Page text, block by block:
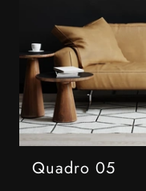
Quadro 05